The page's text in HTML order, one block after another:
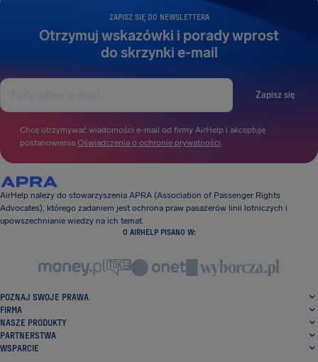
ZAPISZ SIĘ DO NEWSLETTERA
Otrzymuj wskazówki i porady wprost
do skrzynki e-mail
Zapisz się
Chcę otrzymywać wiadomości e-mail od firmy AirHelp i akceptuję
postanowienia Oświadczenia o ochronie prywatności.
AirHelp należy do stowarzyszenia APRA (Association of Passenger Rights
Advocates), którego zadaniem jest ochrona praw pasażerów linii lotniczych i
upowszechnianie wiedzy na ich temat.
O AIRHELP PISANO W:
POZNAJ SWOJE PRAWA
FIRMA
NASZE PRODUKTY
PARTNERSTWA
WSPARCIE